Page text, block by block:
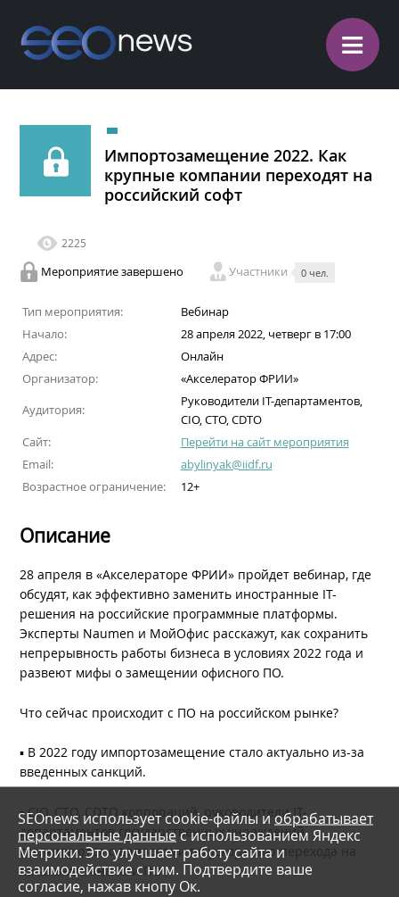
≡
Импортозамещение 2022. Как
крупные компании переходят на
российский софт
2225
Мероприятие завершено Участники 0 чел.
Тип мероприятия:
Вебинар
Начало:
28 апреля 2022, четверг в 17:00
Адрес:
Онлайн
Организатор:
«Акселератор ФРИИ»
Аудитория:
Руководители IT-департаментов,
СIО, CTO, CDTO
Сайт:
Перейти на сайт мероприятия
Email:
abylinyak@iidf.ru
Возрастное ограничение:
12+
Описание
28 апреля в «Акселераторе ФРИИ» пройдет вебинар, где
обсудят, как эффективно заменить иностранные IT-
решения на российские программные платформы.
Эксперты Naumen и МойОфис расскажут, как сохранить
непрерывность работы бизнеса в условиях 2022 года и
развеют мифы о замещении офисного ПО.
Что сейчас происходит с ПО на российском рынке?
▪️ В 2022 году импортозамещение стало актуально из-за
введенных санкций.
▪️ СIО, CTO, CDTO корпораций, руководители IT-
департаментов государственных учреждений
сталкиваются с вопросами по ускорению перехода на
локальные аналоги ПО.
SEOnews использует cookie-файлы иобрабатывает
персональные данныес использованием Яндекс
Метрики. Это улучшает работу сайта и
взаимодействие с ним. Подтвердите ваше
согласие, нажав кнопу Ок.